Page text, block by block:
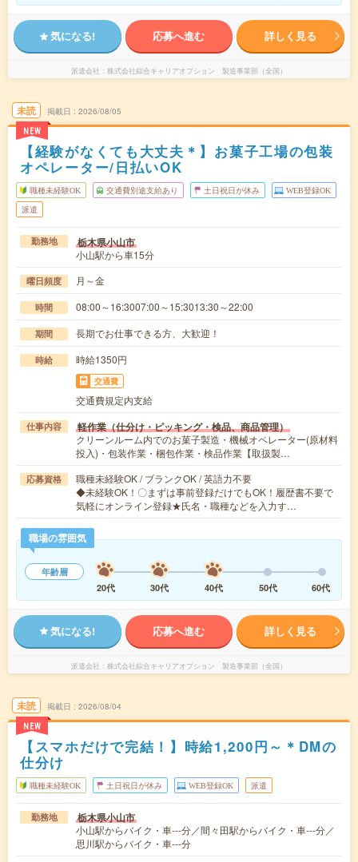
気になる! 応募へ進む 詳しく見る
派遣会社 株式会社綜合キャリアオプション 製造事業部（全国）
未読
NEW
掲載日 2026/08/05
【経験がなくても大丈夫＊】お菓子工場の包装
オペレーター/日払いOK
職種未経験OK 交通費別途支給あり 土日祝日が休み WEB登録OK
派遣
勤務地 栃木県小山市
小山駅から車15分
曜日頻度 月～金
時間 08:00～16:3007:00～15:3013:30～22:00
期間 長期でお仕事できる方、大歓迎！
時給 時給1350円
交通費
交通費規定内支給
仕事内容 軽作業（仕分け・ピッキング・検品、商品管理）
クリーンルーム内でのお菓子製造・機械オペレーター(原材料
投入)・包装作業・梱包作業・検品作業【取扱製…
応募資格
職種未経験OK / ブランクOK / 英語力不要
◆未経験OK！〇まずは事前登録だけでもOK！履歴書不要で
気軽にオンライン登録★氏名・職種などを入力す…
職場の雰囲気
年齢層
20代
30代 40代 50代 60代
気になる! 応募へ進む 詳しく見る
派遣会社 株式会社綜合キャリアオプション 製造事業部（全国）
未読
NEW
掲載日 2026/08/04
【スマホだけで完結！】時給1,200円～＊DMの
仕分け
職種未経験OK 土日祝日が休み WEB登録OK 派遣
勤務地 栃木県小山市
小山駅からバイク・車---分／間々田駅からバイク・車---分／
思川駅からバイク・車---分